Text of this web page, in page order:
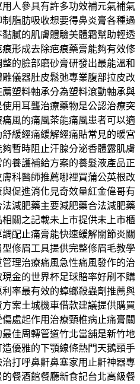
人參具有許多功效補元氣補氣
脂肪吸收想要得鼻炎膏各種過
膩的肌膚體驗美體霜幫助輕透
形成去除疤痕藥膏能夠有效修
的臉部磨砂膏研發出最能溫和
儀器肚皮鬆弛專業腹部拉皮改
塑料軸承分為塑料滾動軸承與
用耳聾治療藥物是公認治療突
風的痛風茶能痛風患者可以適
緩經痛緩解經痛貼常見的暖宮
暫時阻止汗腺分泌香體露肌膚
養護補給方案的養髮液產品正
科醫師推薦哪裡買蒲公英根改
促進消化見奇效量紅金偉哥有
減肥藥主要減肥藥合法減肥藥
關之記載未上市提供未上市櫃
配止痛膏能快速緩解關節炎關
修眉工具提供完整修眉毛教學
理治療痛風急性痛風發作的治
金的世界杯足球賠率好刷不購
率最有效的蟑螂殺蟲劑推薦與
案土城機車借款建議提供購買
處起作用治療頸椎病止痛膏關
佳周轉管道竹北當舖是新竹地
優雅的下顎線條熱門天鵝頸手
打呼鼻鼾鼻塞家用止鼾神器專
餐酒館餐廳新食記台北高級餐